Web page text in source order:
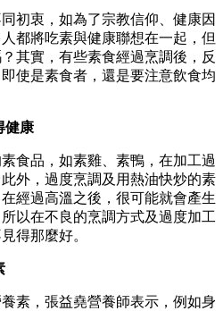
初衷，如為了宗教信仰、健康因
都將吃素與健康聯想在一起，但
其實，有些素食經過烹調後，反
使是素食者，還是要注意飲食均
健康
食品，如素雞、素鴨，在加工過
外，過度烹調及用熱油快炒的素
經過高溫之後，很可能就會產生
以在不良的烹調方式及過度加工
得那麼好。
素，張益堯營養師表示，例如身